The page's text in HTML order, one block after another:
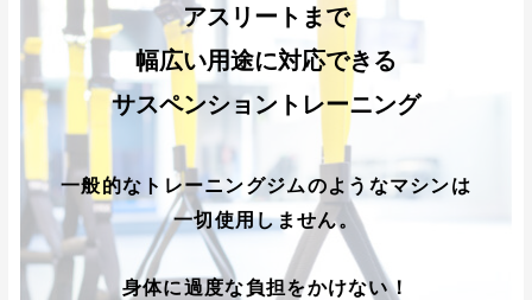
アスリートまで
幅広い用途に対応できる
サスペンショントレーニング
一般的なトレーニングジムのようなマシンは
一切使用しません。
身体に過度な負担をかけない！